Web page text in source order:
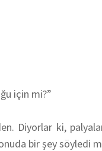
için mi?”
Diyorlar ki,
bir şey söyledi